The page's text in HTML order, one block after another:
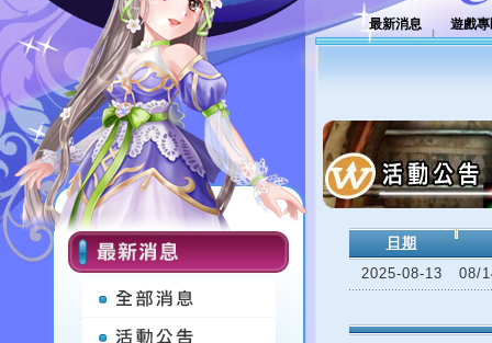
最新消息 遊戲
日期
2025-08-13
08/